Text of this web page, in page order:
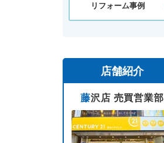
リフォーム事例
店舗紹介
藤沢店 売買営業部